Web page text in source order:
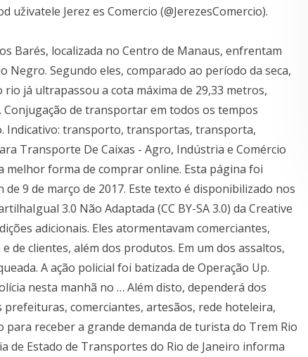
Jerez es Comercio (@JerezesComercio).
Barés, localizada no Centro de Manaus, enfrentam
Negro. Segundo eles, comparado ao período da seca,
rio já ultrapassou a cota máxima de 29,33 metros,
de transportar em todos os tempos
Indicativo: transporto, transportas, transporta,
Transporte De Caixas - Agro, Indústria e Comércio
melhor forma de comprar online. Esta página foi
9 de março de 2017. Este texto é disponibilizado nos
3.0 Não Adaptada (CC BY-SA 3.0) da Creative
adicionais. Eles atormentavam comerciantes,
de clientes, além dos produtos. Em um dos assaltos,
A ação policial foi batizada de Operação Up.
nesta manhã no … Além disto, dependerá dos
prefeituras, comerciantes, artesãos, rede hoteleira,
receber a grande demanda de turista do Trem Rio
de Estado de Transportes do Rio de Janeiro informa